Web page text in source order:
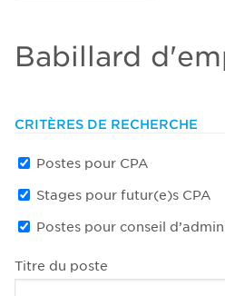
Babillard
CRITÈRES DE RECHERCHE
Postes pour CPA
Stages pour futur(e)s CPA
Postes pour conseil
Titre du poste